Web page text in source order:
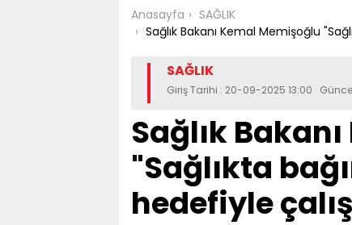
Anasayfa
SAĞLIK
Sağlık Bakanı Kemal Memişoğlu
SAĞLIK
Giriş Tarihi : 20-09-2025 13:00
Sağlık
"Sağlıkta
hedefiyle